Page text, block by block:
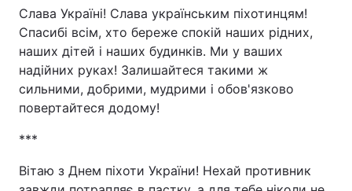
Слава Україні! Слава українським піхотинцям!
Спасибі всім, хто береже спокій наших рідних,
наших дітей і наших будинків. Ми у ваших
надійних руках! Залишайтеся такими ж
сильними, добрими, мудрими і обов'язково
повертайтеся додому!
***
Вітаю з Днем піхоти України! Нехай противник